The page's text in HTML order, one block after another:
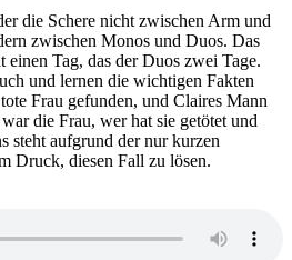
die Schere nicht zwischen Arm und
zwischen Monos und Duos. Das
einen Tag, das der Duos zwei Tage.
und lernen die wichtigen Fakten
Frau gefunden, und Claires Mann
die Frau, wer hat sie getötet und
steht aufgrund der nur kurzen
Druck, diesen Fall zu lösen.